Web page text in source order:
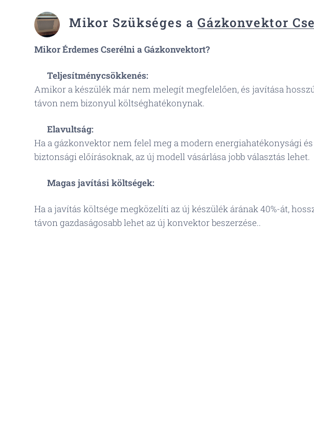
Mikor Szükséges aGázkonvektor
Mikor Érdemes Cserélni a Gázkonvektort?
Teljesítménycsökkenés:
Amikor a készülék már nem melegít megfelelően, és javítása
távon nem bizonyul költséghatékonynak.
Elavultság:
Ha a gázkonvektor nem felel meg a modern energiahatékonysági és
biztonsági előírásoknak, az új modell vásárlása jobb választás lehet.
Magas javítási költségek:
Ha a javítás költsége megközelíti az új készülék árának 40%-át,
távon gazdaságosabb lehet az új konvektor beszerzése..